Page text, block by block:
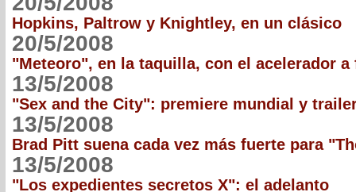
Hopkins, Paltrow y Knightley, en un clásico
20/5/2008
"Meteoro", en la taquilla, con el acelerador a
13/5/2008
"Sex and the City": premiere mundial y
13/5/2008
Brad Pitt suena cada vez más fuerte para
13/5/2008
"Los expedientes secretos X": el adelanto